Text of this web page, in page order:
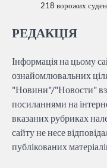
218 ворожих
РЕДАКЦІЯ
Інформація на цьому
ознайомлювальних
"Новини"/"Новости"
посиланнями на
вказаних рубриках
сайту не несе
публікованих